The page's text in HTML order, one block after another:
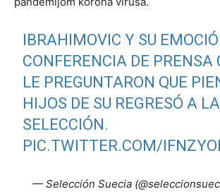
IBRAHIMOVIC Y SU
CONFERENCIA DE PRENSA
LE PREGUNTARON QUE
HIJOS DE SU REGRESÓ A LA
SELECCIÓN.
PIC.TWITTER.COM/
— Selección Suecia